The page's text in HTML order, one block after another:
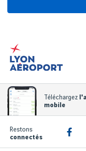
Téléchargez
mobile
Restons
connectés